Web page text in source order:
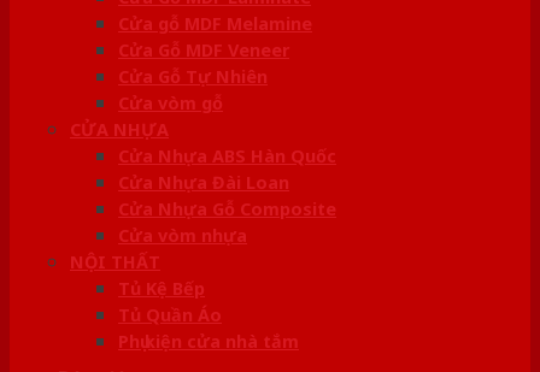
Cửa gỗ MDF Melamine
Cửa Gỗ MDF Veneer
Cửa Gỗ Tự Nhiên
Cửa vòm gỗ
CỬA NHỰA
Cửa Nhựa ABS Hàn Quốc
Cửa Nhựa Đài Loan
Cửa Nhựa Gỗ Composite
Cửa vòm nhựa
NỘI THẤT
Tủ Kệ Bếp
Tủ Quần Áo
Phụ kiện cửa nhà tắm